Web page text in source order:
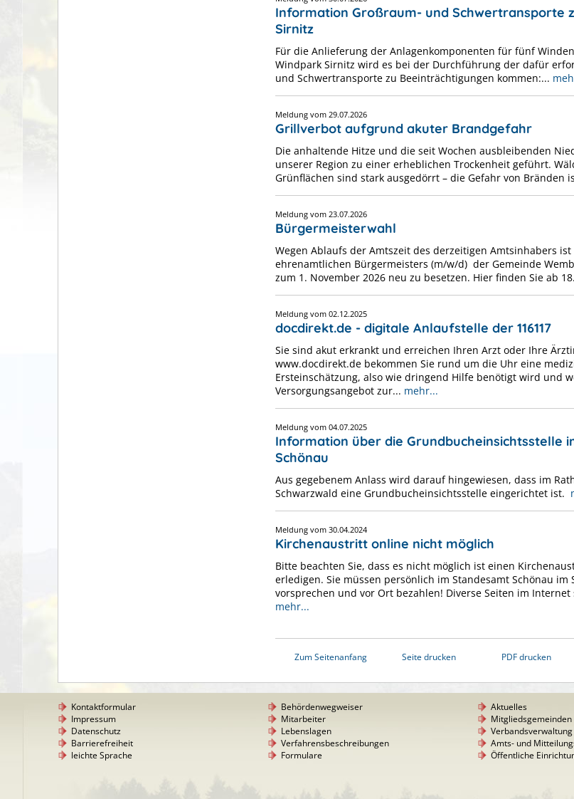
Information Großraum- und Schwertransporte
Sirnitz
Für die Anlieferung der Anlagenkomponenten für fünf
Windpark Sirnitz wird es bei der Durchführung der dafür
und Schwertransporte zu Beeinträchtigungen kommen:...
Meldung vom 29.07.2026
Grillverbot aufgrund akuter Brandgefahr
Die anhaltende Hitze und die seit Wochen ausbleibenden
unserer Region zu einer erheblichen Trockenheit geführt.
Grünflächen sind stark ausgedörrt – die Gefahr von Bränden
Meldung vom 23.07.2026
Bürgermeisterwahl
Wegen Ablaufs der Amtszeit des derzeitigen Amtsinhabers ist
ehrenamtlichen Bürgermeisters (m/w/d) der Gemeinde
zum 1. November 2026 neu zu besetzen. Hier finden Sie ab
Meldung vom 02.12.2025
docdirekt.de - digitale Anlaufstelle der 116117
Sie sind akut erkrankt und erreichen Ihren Arzt oder Ihre
www.docdirekt.de bekommen Sie rund um die Uhr eine
Ersteinschätzung, also wie dringend Hilfe benötigt wird und
Versorgungsangebot zur... mehr...
Meldung vom 04.07.2025
Information über die Grundbucheinsichtsstelle
Schönau
Aus gegebenem Anlass wird darauf hingewiesen, dass im
Schwarzwald eine Grundbucheinsichtsstelle eingerichtet ist.
Meldung vom 30.04.2024
Kirchenaustritt online nicht möglich
Bitte beachten Sie, dass es nicht möglich ist einen
erledigen. Sie müssen persönlich im Standesamt Schönau im
vorsprechen und vor Ort bezahlen! Diverse Seiten im
mehr...
Zum Seitenanfang Seite drucken PDF drucken
Kontaktformular
Impressum
Datenschutz
Barrierefreiheit
leichte Sprache
Behördenwegweiser
Mitarbeiter
Lebenslagen
Verfahrensbeschreibungen
Formulare
Aktuelles
Mitgliedsgemeinden
Verbandsverwaltung
Amts- und
Öffentliche